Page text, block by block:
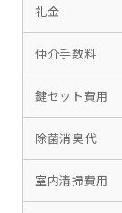
礼金
仲介手数料
鍵セット費用
除菌消臭代
室内清掃費用